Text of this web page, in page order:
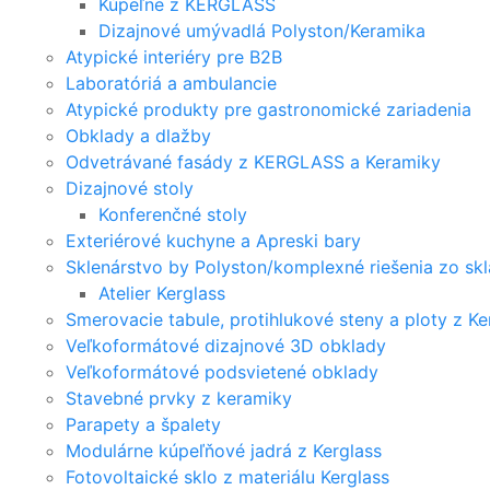
Dizajnové umývadlá Polyston/Keramika
Atypické interiéry pre B2B
Laboratóriá a ambulancie
Atypické produkty pre gastronomické zariadenia
Obklady a dlažby
Odvetrávané fasády z KERGLASS a Keramiky
Dizajnové stoly
Konferenčné stoly
Exteriérové kuchyne a Apreski bary
Sklenárstvo by Polyston/komplexné riešenia zo
Atelier Kerglass
Smerovacie tabule, protihlukové steny a ploty z
Veľkoformátové dizajnové 3D obklady
Veľkoformátové podsvietené obklady
Stavebné prvky z keramiky
Parapety a špalety
Modulárne kúpeľňové jadrá z Kerglass
Fotovoltaické sklo z materiálu Kerglass